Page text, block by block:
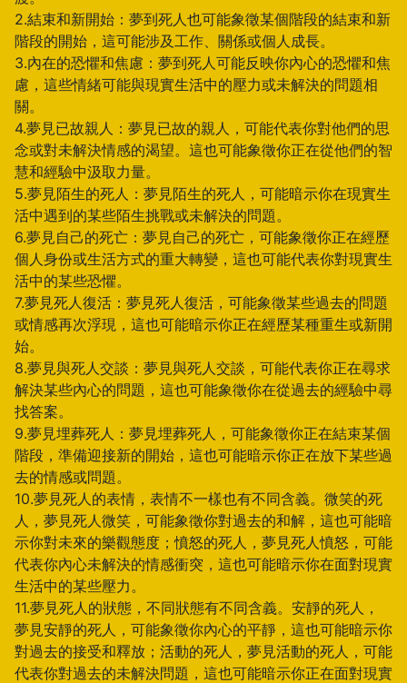
2.結束和新開始：夢到死人也可能象徵某個階段的結束和新
階段的開始，這可能涉及工作、關係或個人成長。
3.內在的恐懼和焦慮：夢到死人可能反映你內心的恐懼和焦
慮，這些情緒可能與現實生活中的壓力或未解決的問題相
關。
4.夢見已故親人：夢見已故的親人，可能代表你對他們的思
念或對未解決情感的渴望。這也可能象徵你正在從他們的智
慧和經驗中汲取力量。
5.夢見陌生的死人：夢見陌生的死人，可能暗示你在現實生
活中遇到的某些陌生挑戰或未解決的問題。
6.夢見自己的死亡：夢見自己的死亡，可能象徵你正在經歷
個人身份或生活方式的重大轉變，這也可能代表你對現實生
活中的某些恐懼。
7.夢見死人復活：夢見死人復活，可能象徵某些過去的問題
或情感再次浮現，這也可能暗示你正在經歷某種重生或新開
始。
8.夢見與死人交談：夢見與死人交談，可能代表你正在尋求
解決某些內心的問題，這也可能象徵你在從過去的經驗中尋
找答案。
9.夢見埋葬死人：夢見埋葬死人，可能象徵你正在結束某個
階段，準備迎接新的開始，這也可能暗示你正在放下某些過
去的情感或問題。
10.夢見死人的表情，表情不一樣也有不同含義。微笑的死
人，夢見死人微笑，可能象徵你對過去的和解，這也可能暗
示你對未來的樂觀態度；憤怒的死人，夢見死人憤怒，可能
代表你內心未解決的情感衝突，這也可能暗示你在面對現實
生活中的某些壓力。
11.夢見死人的狀態，不同狀態有不同含義。安靜的死人，
夢見安靜的死人，可能象徵你內心的平靜，這也可能暗示你
對過去的接受和釋放；活動的死人，夢見活動的死人，可能
代表你對過去的未解決問題，這也可能暗示你正在面對現實